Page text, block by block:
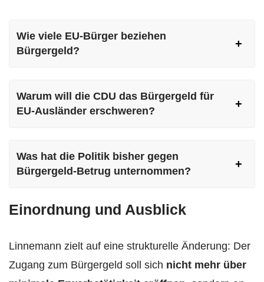
Wie viele EU-Bürger beziehen
Bürgergeld?
Warum will die CDU das Bürgergeld für
EU-Ausländer erschweren?
Was hat die Politik bisher gegen
Bürgergeld-Betrug unternommen?
Einordnung und Ausblick
Linnemann zielt auf eine strukturelle Änderung: Der
Zugang zum Bürgergeld soll sich nicht mehr über